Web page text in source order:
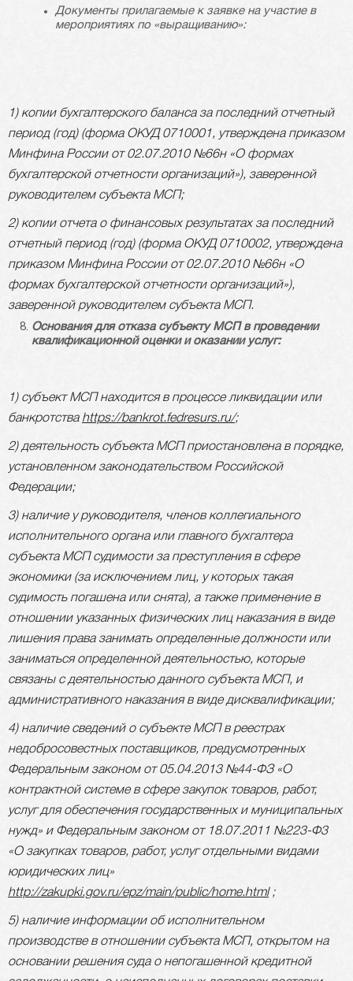
Документы прилагаемые к заявке на участие в
мероприятиях по «выращиванию»:
1) копии бухгалтерского баланса за последний отчетный
период (год) (форма ОКУД 0710001, утверждена приказом
Минфина России от 02.07.2010 №66н «О формах
бухгалтерской отчетности организаций»), заверенной
руководителем субъекта МСП;
2) копии отчета о финансовых результатах за последний
отчетный период (год) (форма ОКУД 0710002, утверждена
приказом Минфина России от 02.07.2010 №66н «О
формах бухгалтерской отчетности организаций»),
заверенной руководителем субъекта МСП.
Основания для отказа субъекту МСП в проведении
квалификационной оценки и оказании услуг:
1) субъект МСП находится в процессе ликвидации или
банкротства https://bankrot.fedresurs.ru/;
2) деятельность субъекта МСП приостановлена в порядке,
установленном законодательством Российской
Федерации;
3) наличие у руководителя, членов коллегиального
исполнительного органа или главного бухгалтера
субъекта МСП судимости за преступления в сфере
экономики (за исключением лиц, у которых такая
судимость погашена или снята), а также применение в
отношении указанных физических лиц наказания в виде
лишения права занимать определенные должности или
заниматься определенной деятельностью, которые
связаны с деятельностью данного субъекта МСП, и
административного наказания в виде дисквалификации;
4) наличие сведений о субъекте МСП в реестрах
недобросовестных поставщиков, предусмотренных
Федеральным законом от 05.04.2013 №44-ФЗ «О
контрактной системе в сфере закупок товаров, работ,
услуг для обеспечения государственных и муниципальных
нужд» и Федеральным законом от 18.07.2011 №223-Ф3
«О закупках товаров, работ, услуг отдельными видами
юридических лиц»
http://zakupki.gov.ru/epz/main/public/home.html;
5) наличие информации об исполнительном
производстве в отношении субъекта МСП, открытом на
основании решения суда о непогашенной кредитной